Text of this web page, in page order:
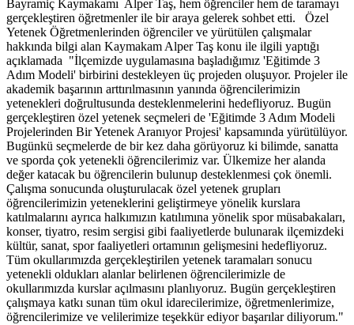
Bayramiç Kaymakamı Alper Taş, hem öğrenciler hem de taramayı
gerçekleştiren öğretmenler ile bir araya gelerek sohbet etti. Özel
Yetenek Öğretmenlerinden öğrenciler ve yürütülen çalışmalar
hakkında bilgi alan Kaymakam Alper Taş konu ile ilgili yaptığı
açıklamada "İlçemizde uygulamasına başladığımız 'Eğitimde 3
Adım Modeli' birbirini destekleyen üç projeden oluşuyor. Projeler ile
akademik başarının arttırılmasının yanında öğrencilerimizin
yetenekleri doğrultusunda desteklenmelerini hedefliyoruz. Bugün
gerçekleştiren özel yetenek seçmeleri de 'Eğitimde 3 Adım Modeli
Projelerinden Bir Yetenek Aranıyor Projesi' kapsamında yürütülüyor.
Bugünkü seçmelerde de bir kez daha görüyoruz ki bilimde, sanatta
ve sporda çok yetenekli öğrencilerimiz var. Ülkemize her alanda
değer katacak bu öğrencilerin bulunup desteklenmesi çok önemli.
Çalışma sonucunda oluşturulacak özel yetenek grupları
öğrencilerimizin yeteneklerini geliştirmeye yönelik kurslara
katılmalarını ayrıca halkımızın katılımına yönelik spor müsabakaları,
konser, tiyatro, resim sergisi gibi faaliyetlerde bulunarak ilçemizdeki
kültür, sanat, spor faaliyetleri ortamının gelişmesini hedefliyoruz.
Tüm okullarımızda gerçekleştirilen yetenek taramaları sonucu
yetenekli oldukları alanlar belirlenen öğrencilerimizle de
okullarımızda kurslar açılmasını planlıyoruz. Bugün gerçekleştiren
çalışmaya katkı sunan tüm okul idarecilerimize, öğretmenlerimize,
öğrencilerimize ve velilerimize teşekkür ediyor başarılar diliyorum."